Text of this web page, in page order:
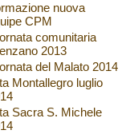
nuova
CPM
comunitaria
2013
del Malato 2014
Montallegro luglio
Sacra S. Michele